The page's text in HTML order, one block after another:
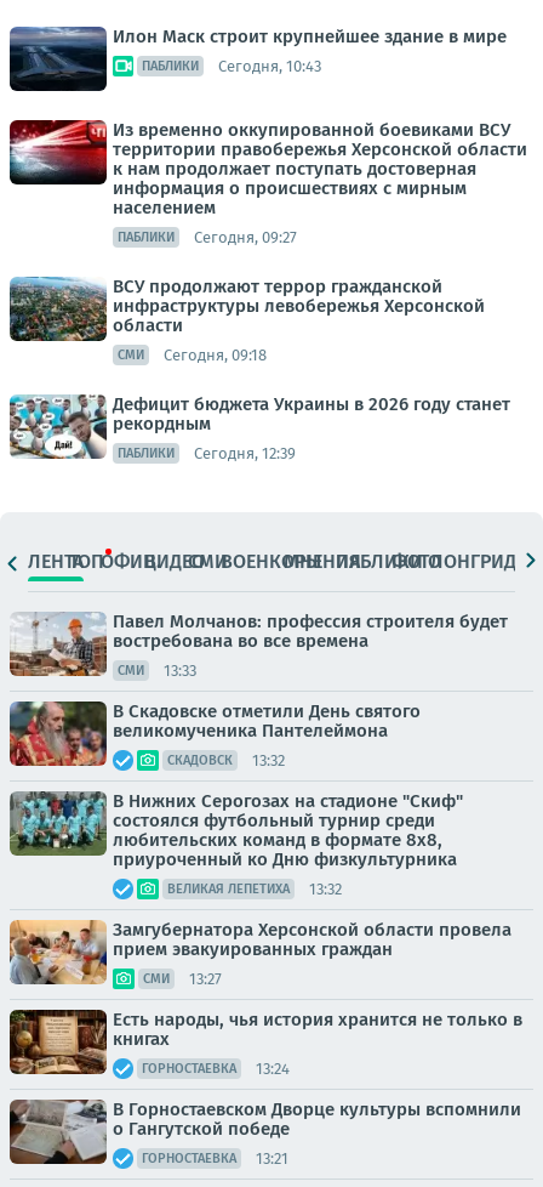
Илон Маск строит крупнейшее здание в мире
ПАБЛИКИ Сегодня, 10:43
Из временно оккупированной боевиками ВСУ
территории правобережья Херсонской области
к нам продолжает поступать достоверная
информация о происшествиях с мирным
населением
ПАБЛИКИ Сегодня, 09:27
ВСУ продолжают террор гражданской
инфраструктуры левобережья Херсонской
области
СМИ Сегодня, 09:18
Дефицит бюджета Украины в 2026 году станет
рекордным
ПАБЛИКИ Сегодня, 12:39
ЛЕНТАТОПОФИЦ.ВИДЕОСМИВОЕНКОРЫМНЕНИЯПАБЛИКИ
ФОТОЛОНГРИДЫ
Павел Молчанов: профессия строителя будет
востребована во все времена
СМИ 13:33
В Скадовске отметили День святого
великомученика Пантелеймона
СКАДОВСК 13:32
В Нижних Серогозах на стадионе "Скиф"
состоялся футбольный турнир среди
любительских команд в формате 8х8,
приуроченный ко Дню физкультурника
ВЕЛИКАЯ ЛЕПЕТИХА 13:32
Замгубернатора Херсонской области провела
прием эвакуированных граждан
СМИ 13:27
Есть народы, чья история хранится не только в
книгах
ГОРНОСТАЕВКА 13:24
В Горностаевском Дворце культуры вспомнили
о Гангутской победе
ГОРНОСТАЕВКА 13:21